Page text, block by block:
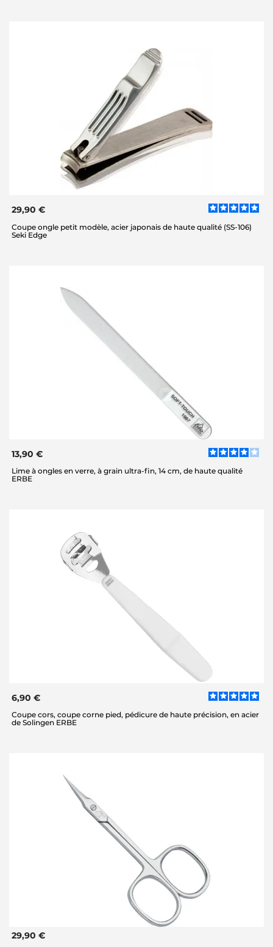
29,90 €
Coupe ongle petit modèle, acier japonais de haute qualité (SS-106)
Seki Edge
13,90 €
Lime à ongles en verre, à grain ultra-fin, 14 cm, de haute qualité
ERBE
6,90 €
Coupe cors, coupe corne pied, pédicure de haute précision, en acier
de Solingen ERBE
29,90 €